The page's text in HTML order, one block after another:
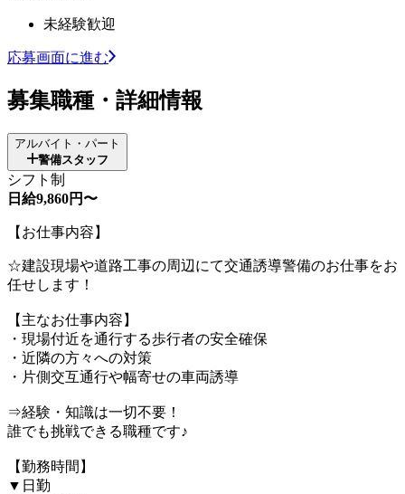
未経験歓迎
応募画面に進む
募集職種・詳細情報
アルバイト・パート
警備スタッフ
シフト制
日給9,860円〜
【お仕事内容】
☆建設現場や道路工事の周辺にて交通誘導警備のお仕事をお
任せします！
【主なお仕事内容】
・現場付近を通行する歩行者の安全確保
・近隣の方々への対策
・片側交互通行や幅寄せの車両誘導
⇒経験・知識は一切不要！
誰でも挑戦できる職種です♪
【勤務時間】
▼日勤